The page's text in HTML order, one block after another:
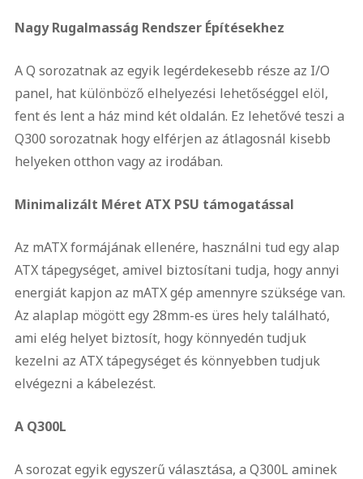
Nagy Rugalmasság Rendszer Építésekhez
A Q sorozatnak az egyik legérdekesebb része az I/O
panel, hat különböző elhelyezési lehetőséggel elöl,
fent és lent a ház mind két oldalán. Ez lehetővé teszi a
Q300 sorozatnak hogy elférjen az átlagosnál kisebb
helyeken otthon vagy az irodában.
Minimalizált Méret ATX PSU támogatással
Az mATX formájának ellenére, használni tud egy alap
ATX tápegységet, amivel biztosítani tudja, hogy annyi
energiát kapjon az mATX gép amennyre szüksége van.
Az alaplap mögött egy 28mm-es üres hely található,
ami elég helyet biztosít, hogy könnyedén tudjuk
kezelni az ATX tápegységet és könnyebben tudjuk
elvégezni a kábelezést.
A Q300L
A sorozat egyik egyszerű választása, a Q300L aminek